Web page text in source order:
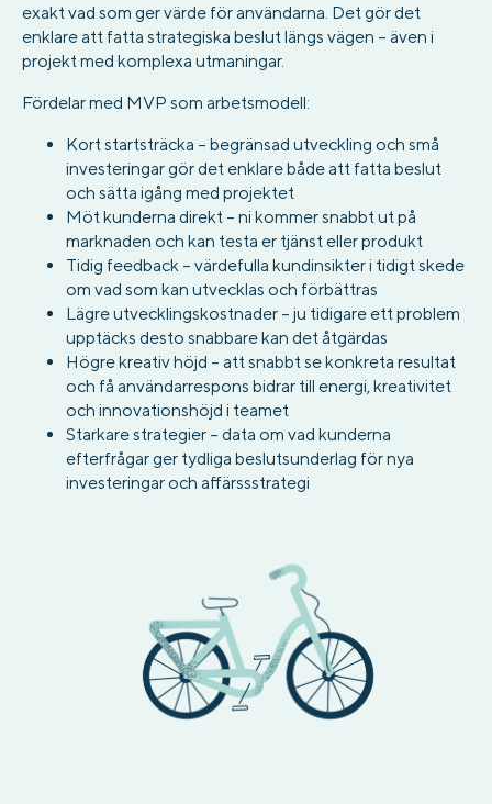
exakt vad som ger värde för användarna. Det gör det
enklare att fatta strategiska beslut längs vägen – även i
projekt med komplexa utmaningar.
Fördelar med MVP som arbetsmodell:
Kort startsträcka – begränsad utveckling och små
investeringar gör det enklare både att fatta beslut
och sätta igång med projektet
Möt kunderna direkt – ni kommer snabbt ut på
marknaden och kan testa er tjänst eller produkt
Tidig feedback – värdefulla kundinsikter i tidigt skede
om vad som kan utvecklas och förbättras
Lägre utvecklingskostnader – ju tidigare ett problem
upptäcks desto snabbare kan det åtgärdas
Högre kreativ höjd – att snabbt se konkreta resultat
och få användarrespons bidrar till energi, kreativitet
och innovationshöjd i teamet
Starkare strategier – data om vad kunderna
efterfrågar ger tydliga beslutsunderlag för nya
investeringar och affärssstrategi